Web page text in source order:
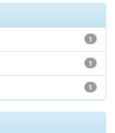
1
1
1